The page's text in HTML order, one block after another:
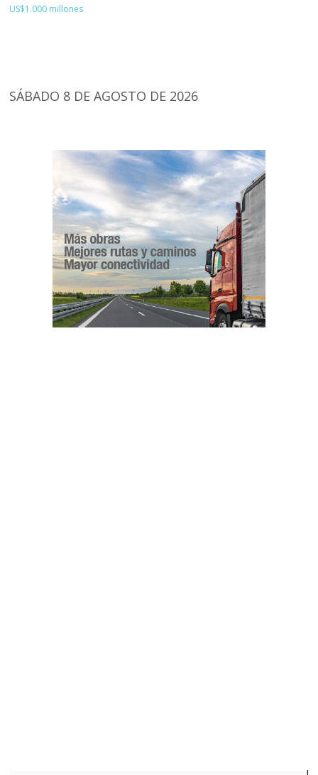
US$1.000 millones
SÁBADO 8 DE AGOSTO DE 2026